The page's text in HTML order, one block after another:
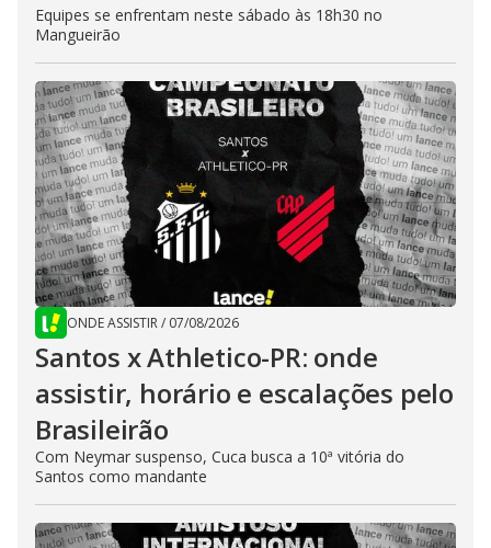
Equipes se enfrentam neste sábado às 18h30 no
Mangueirão
ONDE ASSISTIR/ 07/08/2026
Santos x Athletico-PR: onde
assistir, horário e escalações pelo
Brasileirão
Com Neymar suspenso, Cuca busca a 10ª vitória do
Santos como mandante